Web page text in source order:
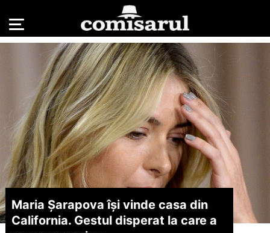
Maria Șarapova își vinde casa din
California. Gestul disperat la care a